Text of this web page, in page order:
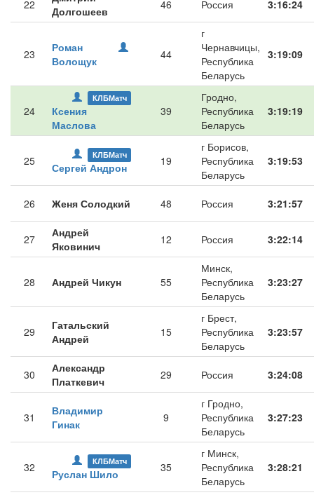
22
Долгошеев
46 Россия 3:16:24
23
Роман
Волощук
44
г
Чернавчицы,
Республика
Беларусь
3:19:09
24
КЛБМатч
Ксения
Маслова
39
Гродно,
Республика
Беларусь
3:19:19
25 КЛБМатч
Сергей Андрон 19
г Борисов,
Республика
Беларусь
3:19:53
26 Женя Солодкий 48 Россия 3:21:57
27
Андрей
Яковинич
12 Россия 3:22:14
28 Андрей Чикун 55
Минск,
Республика
Беларусь
3:23:27
29
Гатальский
Андрей
15
г Брест,
Республика
Беларусь
3:23:57
30
Александр
Платкевич
29 Россия 3:24:08
31
Владимир
Гинак
9
г Гродно,
Республика
Беларусь
3:27:23
32 КЛБМатч
Руслан Шило 35
г Минск,
Республика
Беларусь
3:28:21